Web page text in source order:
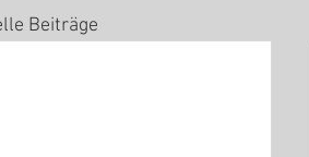
Beiträge